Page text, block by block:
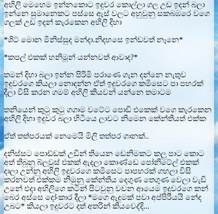
අහිලි මෙහෙම ඉන්නකොට ඉදුවර කොල්ලා ගල උඩ ඉදන් බලා
ඉන්නෙ සුමානෙකට පස්සෙ ඇස් වලට අහුවුනු සකබඹරෙ වගෙ
ගලක් උඩ ඉදන් කැරකෙන අහිලි දිහා
*ශිට් මොන මිනිස්සුද මන්දා.නිදහසෙ ඉන්ඩවත් නෑනෙ*
*කපල් එකක් හනිමූන් යන්නවත් ආවාද?*
තමන් දිහා බලා ඉන්න පිරිමි පරාණෙ ගැන දන්නෙ නැතුව
ඉදුවරගෙ කියලා නොදන්න ඒත් ඉදුවරගෙ කමිසෙට පා පහරක්
දීලා විසි කරන ගමම් අහිලි කියවන් යන්නෙ තමාටම
තනියෙන් කුටු කුටු ගගාම වටේට පොඩි එකෙක් වගෙ කැරකෙන
අහිලි දිහා ඉදුවර බලා හිටියෙ ලාවට නිමෙන කේන්තියත් එක්ක
ඒත් තත්පරයක් නෙමෙයි මිලි තත්පර ගානක්..
දනිස්සට පොඩ්ඩක් උඩින් තියෙන ඩෙනිමකට කලු පාට කොට
අත් තිබුනු බ්ලවුස් එකක් ඇදලා කොණ්ඩෙ පෝනිටේල් එකක්
දාලා උන්නු අහිලි ඉදුවරගෙ කමිසෙට පාපහරක් ගහලා විසි
කරනවත් එක්කම නිමුනු කේන්තිය දෙගුණ තෙගුණ වෙලා වැඩි
උනේ එදා අහිලිගෙ කටින් පිටවුනු වචන ආයෙම ඉදුවරගෙ කන්
බෙර අස්සෙ දෝංකාර දීලා *මගෙ ඇදුමක් පවා අප්පිරියයි නේද
උබට* කියලා ඉදුවරට දත් අතරින් කියවෙද්දි...